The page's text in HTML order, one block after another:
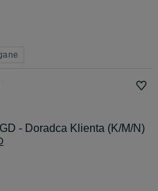
- Doradca Klienta (K/M/N)